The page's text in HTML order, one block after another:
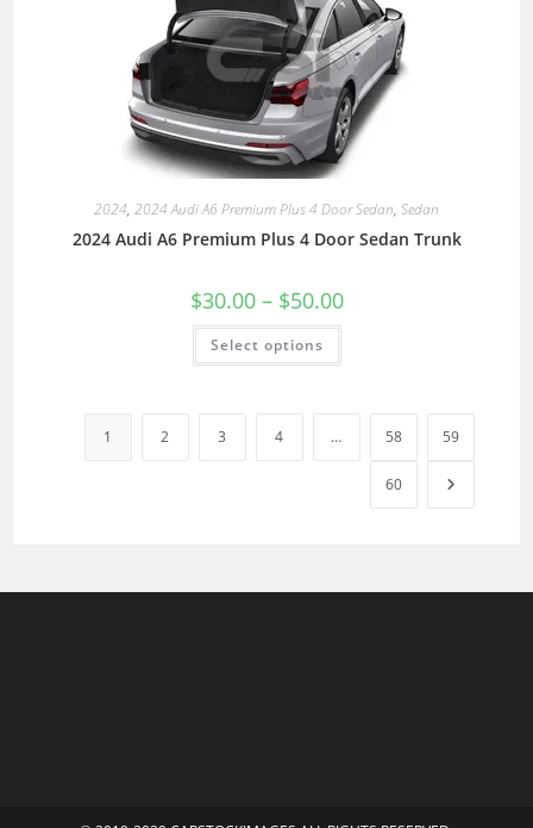
2024, 2024 Audi A6 Premium Plus 4 Door Sedan, Sedan
2024 Audi A6 Premium Plus 4 Door Sedan Trunk
$30.00 – $50.00
Select options
1 2 3 4 … 58 59
60